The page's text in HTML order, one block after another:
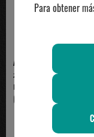
ADIDAS
zapatilla hombre adidas
ECLYPTIX 2000, blanco
65.00€
Para obtener